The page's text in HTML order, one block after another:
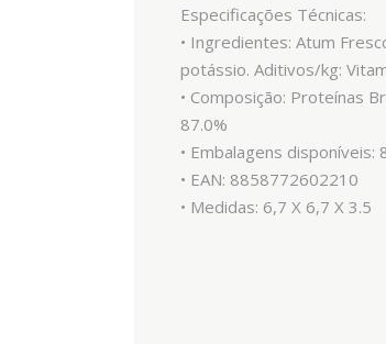
Especificações Técnicas:
• Ingredientes: Atum
potássio. Aditivos/kg:
• Composição: Proteínas
87.0%
• Embalagens disponíveis:
• EAN: 8858772602210
• Medidas: 6,7 X 6,7 X 3.5